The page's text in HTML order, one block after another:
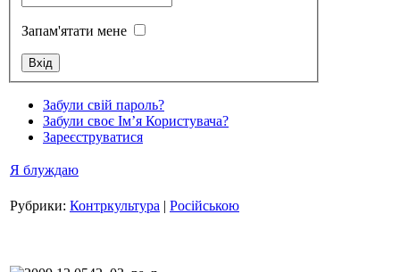
Стамбул 2010
Запам'ятати мене
Забули свій пароль?
Забули своє Ім’я Користувача?
Зареєструватися
Я блуждаю
Рубрики: Контркультура | Російською